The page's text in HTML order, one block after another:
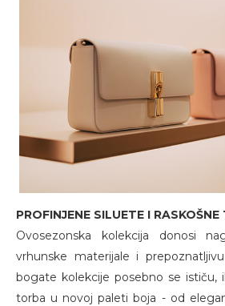
PROFINJENE SILUETE I RASKOŠNE
Ovosezonska kolekcija donosi
vrhunske materijale i
bogate kolekcije posebno se ističu,
torba u novoj paleti boja - od